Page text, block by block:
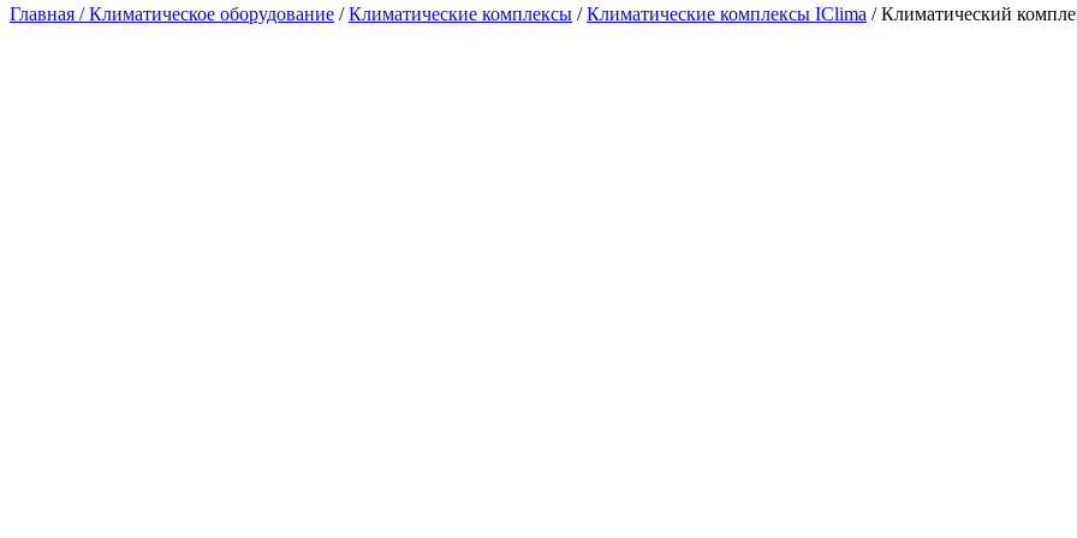
Главная /Климатическое оборудование /Климатические комплексы /Климатические комплексы IClima / Климатический